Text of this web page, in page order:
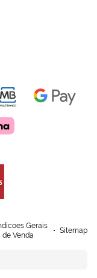
Gerais
de Venda
Sitemap